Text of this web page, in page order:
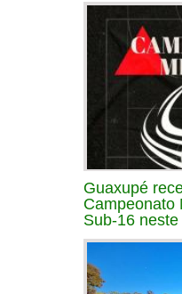
Guaxupé
Campeonato
Sub-16 neste